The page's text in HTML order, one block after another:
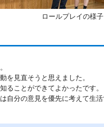
ロールプレイの様子
を見直そうと思えました。
ることができてよかったです。
自分の意見を優先に考えて生